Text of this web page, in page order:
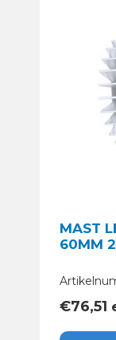
MAST
60MM
€76,51